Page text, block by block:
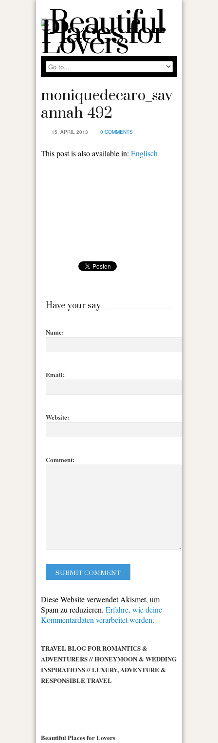
moniquedecaro_sav
annah-492
15. APRIL 2013 0 COMMENTS
This post is also available in: Englisch
Have your say
Name:
Email:
Website:
Comment:
Diese Website verwendet Akismet, um
Spam zu reduzieren. Erfahre, wie deine
Kommentardaten verarbeitet werden.
TRAVEL BLOG FOR ROMANTICS &
ADVENTURERS // HONEYMOON & WEDDING
INSPIRATIONS // LUXURY, ADVENTURE &
RESPONSIBLE TRAVEL
Beautiful Places for Lovers